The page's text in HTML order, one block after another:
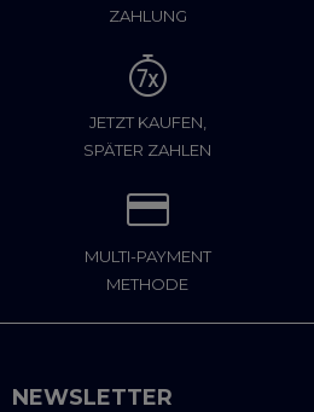
ZAHLUNG
JETZT KAUFEN,
SPÄTER ZAHLEN
MULTI-PAYMENT
METHODE
NEWSLETTER